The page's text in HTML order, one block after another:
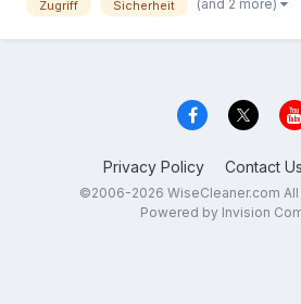
Zugriff Sicherheit (and 2 more)
Privacy Policy Contact Us
©2006-2026 WiseCleaner.com
Powered by Invision